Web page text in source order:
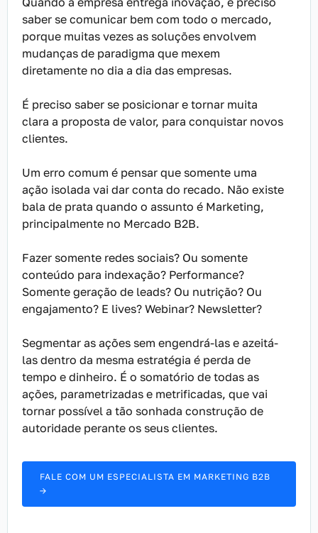
saber se comunicar bem com todo o mercado,
porque muitas vezes as soluções envolvem
mudanças de paradigma que mexem
diretamente no dia a dia das empresas.
É preciso saber se posicionar e tornar muita
clara a proposta de valor, para conquistar novos
clientes.
Um erro comum é pensar que somente uma
ação isolada vai dar conta do recado. Não existe
bala de prata quando o assunto é Marketing,
principalmente no Mercado B2B.
Fazer somente redes sociais? Ou somente
conteúdo para indexação? Performance?
Somente geração de leads? Ou nutrição? Ou
engajamento? E lives? Webinar? Newsletter?
Segmentar as ações sem engendrá-las e azeitá-
las dentro da mesma estratégia é perda de
tempo e dinheiro. É o somatório de todas as
ações, parametrizadas e metrificadas, que vai
tornar possível a tão sonhada construção de
autoridade perante os seus clientes.
FALE COM UM ESPECIALISTA EM MARKETING B2B
→